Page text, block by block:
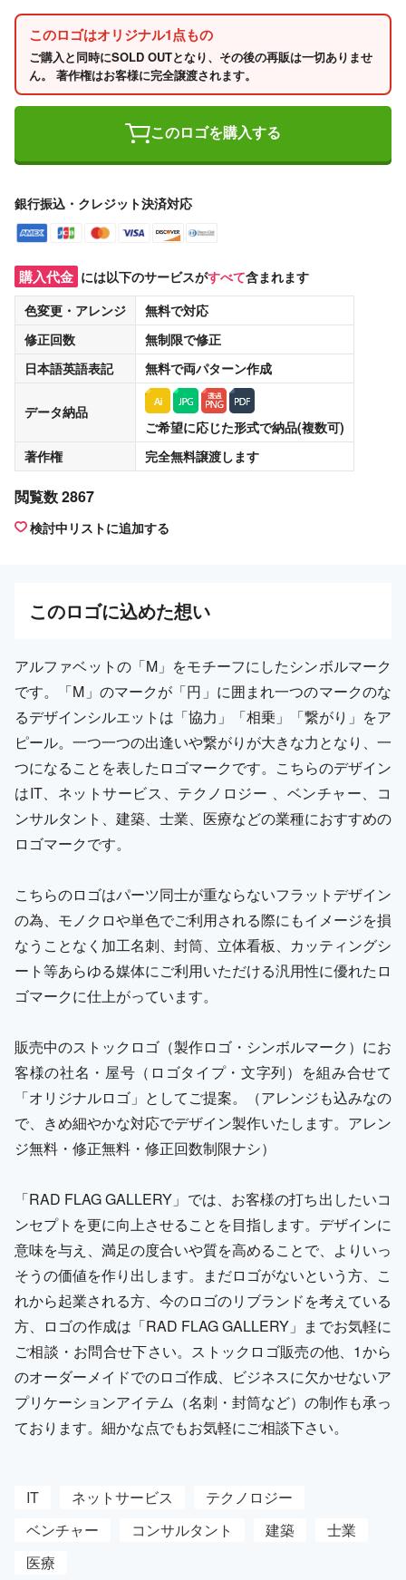
このロゴはオリジナル1点もの
ご購入と同時にSOLD OUTとなり、その後の再販は一切ありませ
ん。 著作権はお客様に完全譲渡されます。
このロゴを購入する
銀行振込・クレジット決済対応
購入代金 には以下のサービスがすべて含まれます
色変更・アレンジ
無料で対応
修正回数
無制限で修正
日本語英語表記
無料で両パターン作成
データ納品
ご希望に応じた形式で納品(複数可)
著作権
完全無料譲渡します
閲覧数 2867
検討中リストに追加する
このロゴに込めた想い
アルファベットの「M」をモチーフにしたシンボルマーク
です。「M」のマークが「円」に囲まれ一つのマークのな
るデザインシルエットは「協力」「相乗」「繋がり」をア
ピール。一つ一つの出逢いや繋がりが大きな力となり、一
つになることを表したロゴマークです。こちらのデザイン
はIT、ネットサービス、テクノロジー 、ベンチャー、コ
ンサルタント、建築、士業、医療などの業種におすすめの
ロゴマークです。
こちらのロゴはパーツ同士が重ならないフラットデザイン
の為、モノクロや単色でご利用される際にもイメージを損
なうことなく加工名刺、封筒、立体看板、カッティングシ
ート等あらゆる媒体にご利用いただける汎用性に優れたロ
ゴマークに仕上がっています。
販売中のストックロゴ（製作ロゴ・シンボルマーク）にお
客様の社名・屋号（ロゴタイプ・文字列）を組み合せて
「オリジナルロゴ」としてご提案。（アレンジも込みなの
で、きめ細やかな対応でデザイン製作いたします。アレン
ジ無料・修正無料・修正回数制限ナシ）
「RAD FLAG GALLERY」では、お客様の打ち出したいコ
ンセプトを更に向上させることを目指します。デザインに
意味を与え、満足の度合いや質を高めることで、よりいっ
そうの価値を作り出します。まだロゴがないという方、こ
れから起業される方、今のロゴのリブランドを考えている
方、ロゴの作成は「RAD FLAG GALLERY」までお気軽に
ご相談・お問合せ下さい。ストックロゴ販売の他、1から
のオーダーメイドでのロゴ作成、ビジネスに欠かせないア
プリケーションアイテム（名刺・封筒など）の制作も承っ
ております。細かな点でもお気軽にご相談下さい。
IT ネットサービス
テクノロジー
ベンチャー
コンサルタント 建築
士業
医療